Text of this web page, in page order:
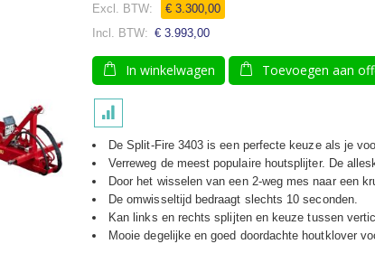
€ 3.300,00
€ 3.993,00
In winkelwagen Toevoegen aan
De Split-Fire 3403 is een perfecte keuze als je
Verreweg de meest populaire houtsplijter. De
Door het wisselen van een 2-weg mes naar een
De omwisseltijd bedraagt slechts 10 seconden.
Kan links en rechts splijten en keuze tussen
Mooie degelijke en goed doordachte houtklover